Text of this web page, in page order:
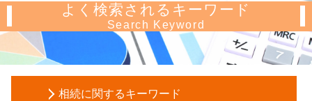
よく検索されるキーワード
Search Keyword
相続に関するキーワード